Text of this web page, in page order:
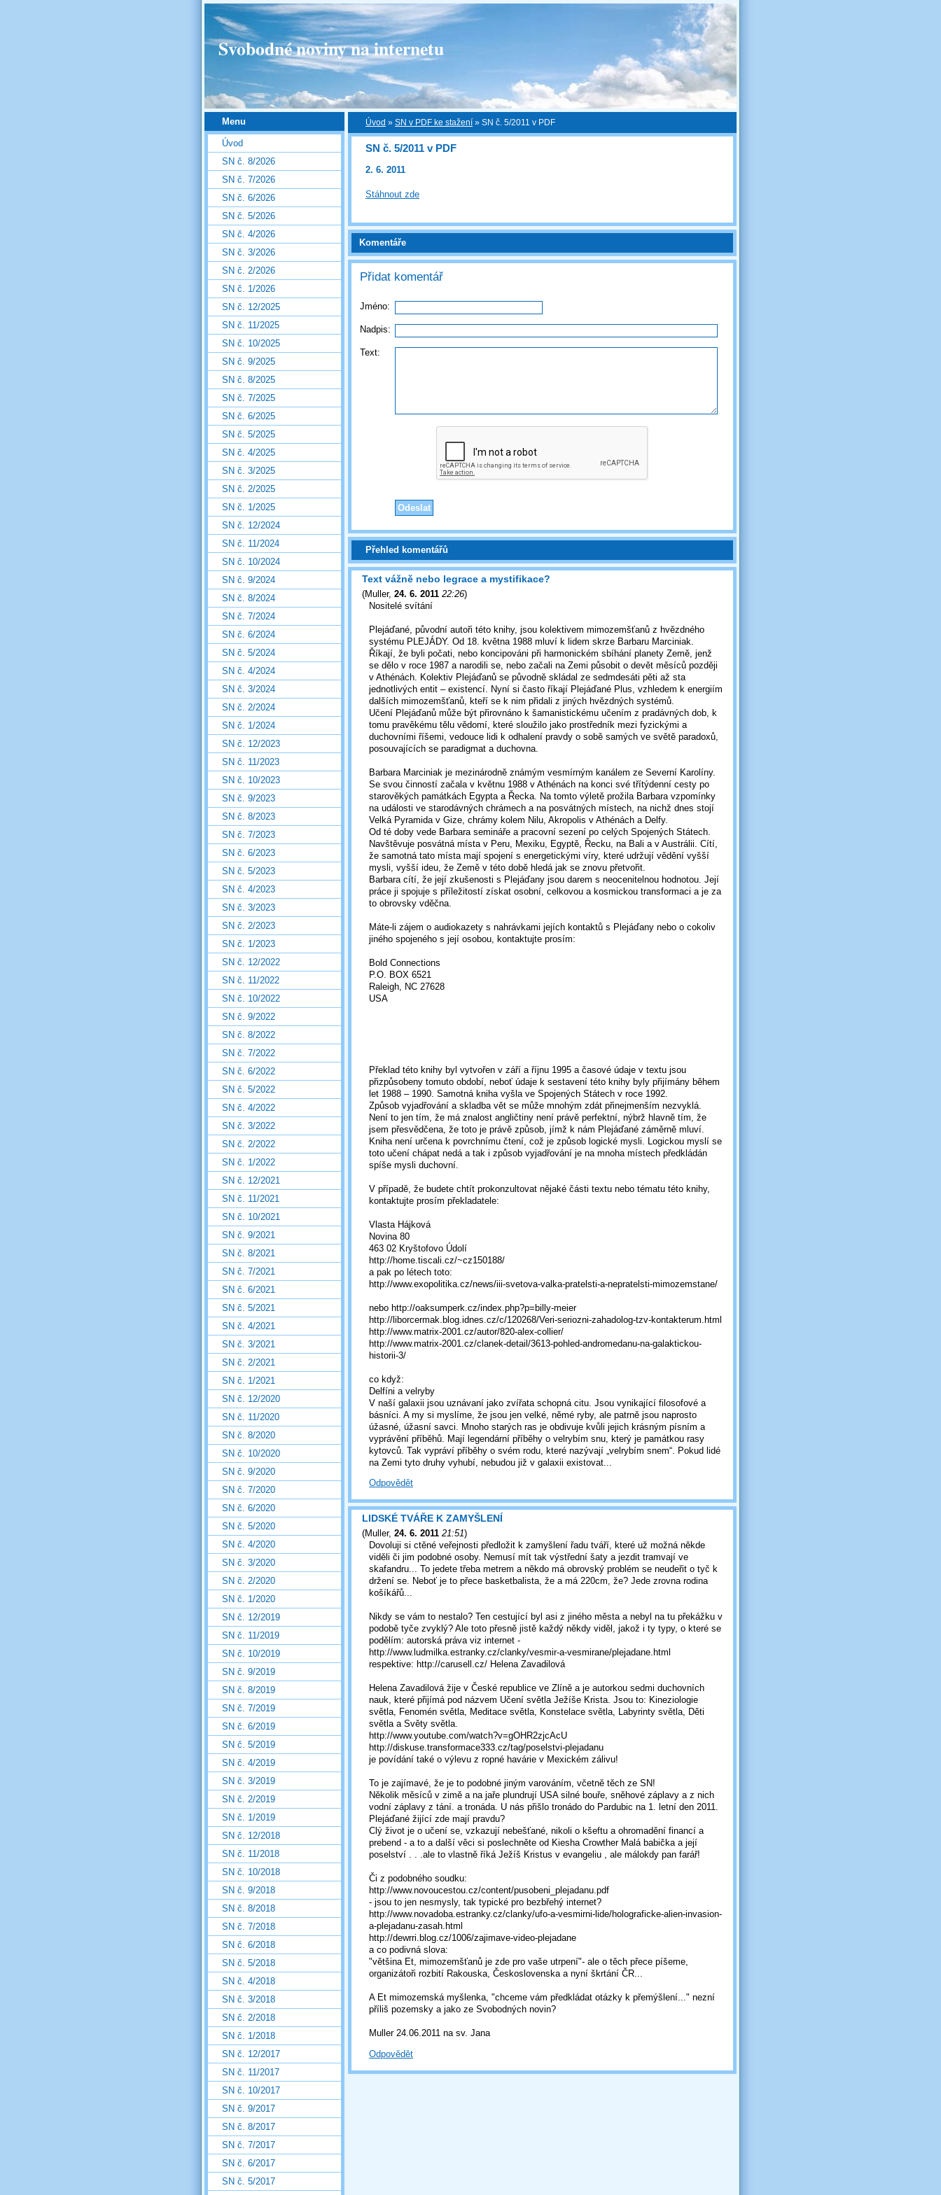
Svobodné noviny na internetu
Úvod » SN v PDF ke stažení » SN č. 5/2011 v PDF
SN č. 5/2011 v PDF
2. 6. 2011
Stáhnout zde
Komentáře
Přidat komentář
Jméno:
Nadpis:
Text:
Přehled komentářů
Text vážně nebo legrace a mystifikace?
(Muller, 24. 6. 2011 22:26)
Nositelé svítání
Plejáďané, původní autoři této knihy, jsou kolektivem mimozemšťanů z hvězdného
systému PLEJÁDY. Od 18. května 1988 mluví k lidem skrze Barbaru Marciniak.
Říkají, že byli počati, nebo koncipováni při harmonickém sbíhání planety Země, jenž
se dělo v roce 1987 a narodili se, nebo začali na Zemi působit o devět měsíců později
v Athénách. Kolektiv Plejáďanů se původně skládal ze sedmdesáti pěti až sta
jednotlivých entit – existencí. Nyní si často říkají Plejáďané Plus, vzhledem k energiím
dalších mimozemšťanů, kteří se k nim přidali z jiných hvězdných systémů.
Učení Plejáďanů může být přirovnáno k šamanistickému učením z pradávných dob, k
tomu pravěkému tělu vědomí, které sloužilo jako prostředník mezi fyzickými a
duchovními říšemi, vedouce lidi k odhalení pravdy o sobě samých ve světě paradoxů,
posouvajících se paradigmat a duchovna.
Barbara Marciniak je mezinárodně známým vesmírným kanálem ze Severní Karolíny.
Se svou činností začala v květnu 1988 v Athénách na konci své třítýdenní cesty po
starověkých památkách Egypta a Řecka. Na tomto výletě prožila Barbara vzpomínky
na události ve starodávných chrámech a na posvátných místech, na nichž dnes stojí
Velká Pyramida v Gize, chrámy kolem Nilu, Akropolis v Athénách a Delfy.
Od té doby vede Barbara semináře a pracovní sezení po celých Spojených Státech.
Navštěvuje posvátná místa v Peru, Mexiku, Egyptě, Řecku, na Bali a v Austrálii. Cítí,
že samotná tato místa mají spojení s energetickými víry, které udržují vědění vyšší
mysli, vyšší ideu, že Země v této době hledá jak se znovu přetvořit.
Barbara cítí, že její zkušenosti s Plejáďany jsou darem s neocenitelnou hodnotou. Její
práce ji spojuje s příležitostí získat osobní, celkovou a kosmickou transformaci a je za
to obrovsky vděčna.
Máte-li zájem o audiokazety s nahrávkami jejích kontaktů s Plejáďany nebo o cokoliv
jiného spojeného s její osobou, kontaktujte prosím:
Bold Connections
P.O. BOX 6521
Raleigh, NC 27628
USA
Překlad této knihy byl vytvořen v září a říjnu 1995 a časové údaje v textu jsou
přizpůsobeny tomuto období, neboť údaje k sestavení této knihy byly přijímány během
let 1988 – 1990. Samotná kniha vyšla ve Spojených Státech v roce 1992.
Způsob vyjadřování a skladba vět se může mnohým zdát přinejmenším nezvyklá.
Není to jen tím, že má znalost angličtiny není právě perfektní, nýbrž hlavně tím, že
jsem přesvědčena, že toto je právě způsob, jímž k nám Plejáďané záměrně mluví.
Kniha není určena k povrchnímu čtení, což je způsob logické mysli. Logickou myslí se
toto učení chápat nedá a tak i způsob vyjadřování je na mnoha místech předkládán
spíše mysli duchovní.
V případě, že budete chtít prokonzultovat nějaké části textu nebo tématu této knihy,
kontaktujte prosím překladatele:
Vlasta Hájková
Novina 80
463 02 Kryštofovo Údolí
http://home.tiscali.cz/~cz150188/
a pak po létech toto:
http://www.exopolitika.cz/news/iii-svetova-valka-pratelsti-a-nepratelsti-mimozemstane/
nebo http://oaksumperk.cz/index.php?p=billy-meier
http://liborcermak.blog.idnes.cz/c/120268/Veri-seriozni-zahadolog-tzv-kontakterum.html
http://www.matrix-2001.cz/autor/820-alex-collier/
http://www.matrix-2001.cz/clanek-detail/3613-pohled-andromedanu-na-galaktickou-
historii-3/
co když:
Delfíni a velryby
V naší galaxii jsou uznávaní jako zvířata schopná citu. Jsou vynikající filosofové a
básníci. A my si myslíme, že jsou jen velké, němé ryby, ale patrně jsou naprosto
úžasné, úžasní savci. Mnoho starých ras je obdivuje kvůli jejich krásným písním a
vyprávění příběhů. Mají legendární příběhy o velrybím snu, který je památkou rasy
kytovců. Tak vypráví příběhy o svém rodu, které nazývají „velrybím snem“. Pokud lidé
na Zemi tyto druhy vyhubí, nebudou již v galaxii existovat...
Odpovědět
LIDSKÉ TVÁŘE K ZAMYŠLENÍ
(Muller, 24. 6. 2011 21:51)
Dovoluji si ctěné veřejnosti předložit k zamyšlení řadu tváří, které už možná někde
viděli či jim podobné osoby. Nemusí mít tak výstřední šaty a jezdit tramvají ve
skafandru... To jedete třeba metrem a někdo má obrovský problém se neudeřit o tyč k
držení se. Neboť je to přece basketbalista, že a má 220cm, že? Jede zrovna rodina
košíkářů...
Nikdy se vám to nestalo? Ten cestující byl asi z jiného města a nebyl na tu překážku v
podobě tyče zvyklý? Ale toto přesně jistě každý někdy viděl, jakož i ty typy, o které se
podělím: autorská práva viz internet -
http://www.ludmilka.estranky.cz/clanky/vesmir-a-vesmirane/plejadane.html
respektive: http://carusell.cz/ Helena Zavadilová
Helena Zavadilová žije v České republice ve Zlíně a je autorkou sedmi duchovních
nauk, které přijímá pod názvem Učení světla Ježíše Krista. Jsou to: Kineziologie
světla, Fenomén světla, Meditace světla, Konstelace světla, Labyrinty světla, Děti
světla a Světy světla.
http://www.youtube.com/watch?v=gOHR2zjcAcU
http://diskuse.transformace333.cz/tag/poselstvi-plejadanu
je povídání také o výlevu z ropné havárie v Mexickém zálivu!
To je zajímavé, že je to podobné jiným varováním, včetně těch ze SN!
Několik měsíců v zimě a na jaře plundrují USA silné bouře, sněhové záplavy a z nich
vodní záplavy z tání. a tronáda. U nás přišlo tronádo do Pardubic na 1. letní den 2011.
Plejáďané žijící zde mají pravdu?
Clý život je o učení se, vzkazují nebešťané, nikoli o kšeftu a ohromadění financí a
prebend - a to a další věci si poslechněte od Kiesha Crowther Malá babička a její
poselství . . .ale to vlastně říká Ježíš Kristus v evangeliu , ale málokdy pan farář!
Či z podobného soudku:
http://www.novoucestou.cz/content/pusobeni_plejadanu.pdf
- jsou to jen nesmysly, tak typické pro bezbřehý internet?
http://www.novadoba.estranky.cz/clanky/ufo-a-vesmirni-lide/holograficke-alien-invasion-
a-plejadanu-zasah.html
http://dewrri.blog.cz/1006/zajimave-video-plejadane
a co podivná slova:
"většina Et, mimozemšťanů je zde pro vaše utrpení"- ale o těch přece píšeme,
organizátoři rozbití Rakouska, Československa a nyní škrtání ČR...
A Et mimozemská myšlenka, "chceme vám předkládat otázky k přemýšlení..." nezní
příliš pozemsky a jako ze Svobodných novin?
Muller 24.06.2011 na sv. Jana
Odpovědět
Menu
Úvod
SN č. 8/2026
SN č. 7/2026
SN č. 6/2026
SN č. 5/2026
SN č. 4/2026
SN č. 3/2026
SN č. 2/2026
SN č. 1/2026
SN č. 12/2025
SN č. 11/2025
SN č. 10/2025
SN č. 9/2025
SN č. 8/2025
SN č. 7/2025
SN č. 6/2025
SN č. 5/2025
SN č. 4/2025
SN č. 3/2025
SN č. 2/2025
SN č. 1/2025
SN č. 12/2024
SN č. 11/2024
SN č. 10/2024
SN č. 9/2024
SN č. 8/2024
SN č. 7/2024
SN č. 6/2024
SN č. 5/2024
SN č. 4/2024
SN č. 3/2024
SN č. 2/2024
SN č. 1/2024
SN č. 12/2023
SN č. 11/2023
SN č. 10/2023
SN č. 9/2023
SN č. 8/2023
SN č. 7/2023
SN č. 6/2023
SN č. 5/2023
SN č. 4/2023
SN č. 3/2023
SN č. 2/2023
SN č. 1/2023
SN č. 12/2022
SN č. 11/2022
SN č. 10/2022
SN č. 9/2022
SN č. 8/2022
SN č. 7/2022
SN č. 6/2022
SN č. 5/2022
SN č. 4/2022
SN č. 3/2022
SN č. 2/2022
SN č. 1/2022
SN č. 12/2021
SN č. 11/2021
SN č. 10/2021
SN č. 9/2021
SN č. 8/2021
SN č. 7/2021
SN č. 6/2021
SN č. 5/2021
SN č. 4/2021
SN č. 3/2021
SN č. 2/2021
SN č. 1/2021
SN č. 12/2020
SN č. 11/2020
SN č. 8/2020
SN č. 10/2020
SN č. 9/2020
SN č. 7/2020
SN č. 6/2020
SN č. 5/2020
SN č. 4/2020
SN č. 3/2020
SN č. 2/2020
SN č. 1/2020
SN č. 12/2019
SN č. 11/2019
SN č. 10/2019
SN č. 9/2019
SN č. 8/2019
SN č. 7/2019
SN č. 6/2019
SN č. 5/2019
SN č. 4/2019
SN č. 3/2019
SN č. 2/2019
SN č. 1/2019
SN č. 12/2018
SN č. 11/2018
SN č. 10/2018
SN č. 9/2018
SN č. 8/2018
SN č. 7/2018
SN č. 6/2018
SN č. 5/2018
SN č. 4/2018
SN č. 3/2018
SN č. 2/2018
SN č. 1/2018
SN č. 12/2017
SN č. 11/2017
SN č. 10/2017
SN č. 9/2017
SN č. 8/2017
SN č. 7/2017
SN č. 6/2017
SN č. 5/2017